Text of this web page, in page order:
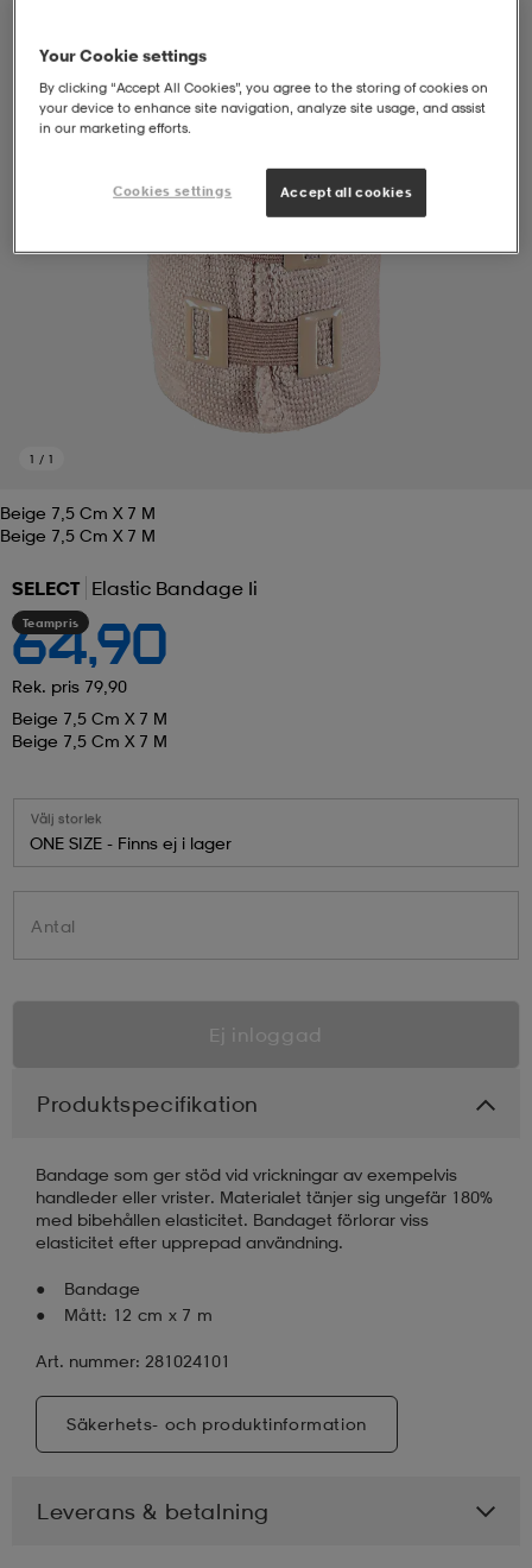
1 / 1
Beige 7,5 Cm X 7 M
Beige 7,5 Cm X 7 M
SELECT Elastic Bandage Ii
Teampris
64,90
Rek. pris 79,90
Beige 7,5 Cm X 7 M
Beige 7,5 Cm X 7 M
Välj storlek
ONE SIZE - Finns ej i lager
Antal
Ej inloggad
Produktspecifikation
Bandage som ger stöd vid vrickningar av exempelvis
handleder eller vrister. Materialet tänjer sig ungefär 180%
med bibehållen elasticitet. Bandaget förlorar viss
elasticitet efter upprepad användning.
Bandage
Mått: 12 cm x 7 m
Art. nummer: 281024101
Säkerhets- och produktinformation
Leverans & betalning
Your Cookie settings
By clicking “Accept All Cookies”, you agree to the storing of cookies on
your device to enhance site navigation, analyze site usage, and assist
in our marketing efforts.
Cookies settings Accept all cookies